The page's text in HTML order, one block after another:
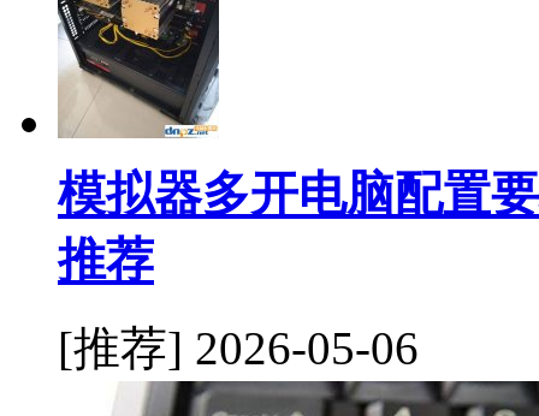
模拟器多开电脑配置
推荐
[推荐] 2026-05-06